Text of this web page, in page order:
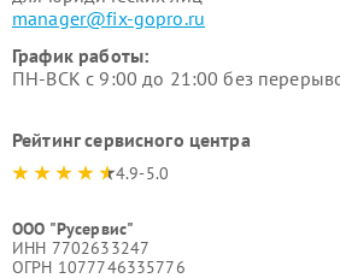
manager@fix-gopro.ru
График работы:
ПН-ВСК с 9:00 до 21:00 без
Рейтинг сервисного центра
4.9-5.0
ООО "Русервис"
ИНН 7702633247
ОГРН 1077746335776